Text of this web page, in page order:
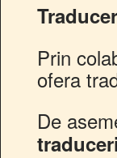
Prin
ofera
De